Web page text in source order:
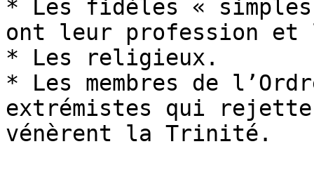
* Les fidèles «
ont leur profession
* Les religieux.
* Les membres de
extrémistes qui
vénèrent la Trinité.